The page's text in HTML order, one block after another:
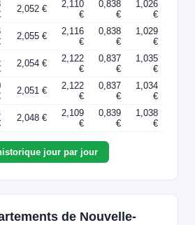
2,052 €
2,110
€
0,838
€
1,026
€
2,055 €
2,116
€
0,838
€
1,029
€
2,054 €
2,122
€
0,837
€
1,035
€
2,051 €
2,122
€
0,837
€
1,034
€
2,048 €
2,109
€
0,839
€
1,038
€
jour par jour
de Nouvelle-